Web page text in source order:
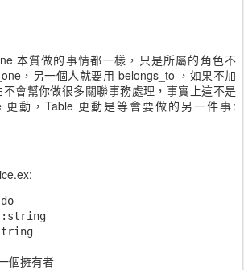
本質做的事情都一樣，只是所屬的角色不
，另一個人就要用 belongs_to ，如果不加
會幫你做很多關聯事務處理，事實上這不是
更動，Table 更動是等會要做的另一件事:
個擁有者